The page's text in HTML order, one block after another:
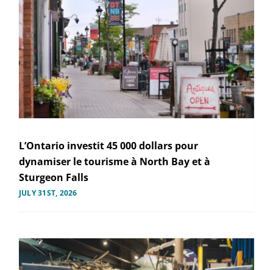
L’Ontario investit 45 000 dollars pour
dynamiser le tourisme à North Bay et à
Sturgeon Falls
JULY 31ST, 2026